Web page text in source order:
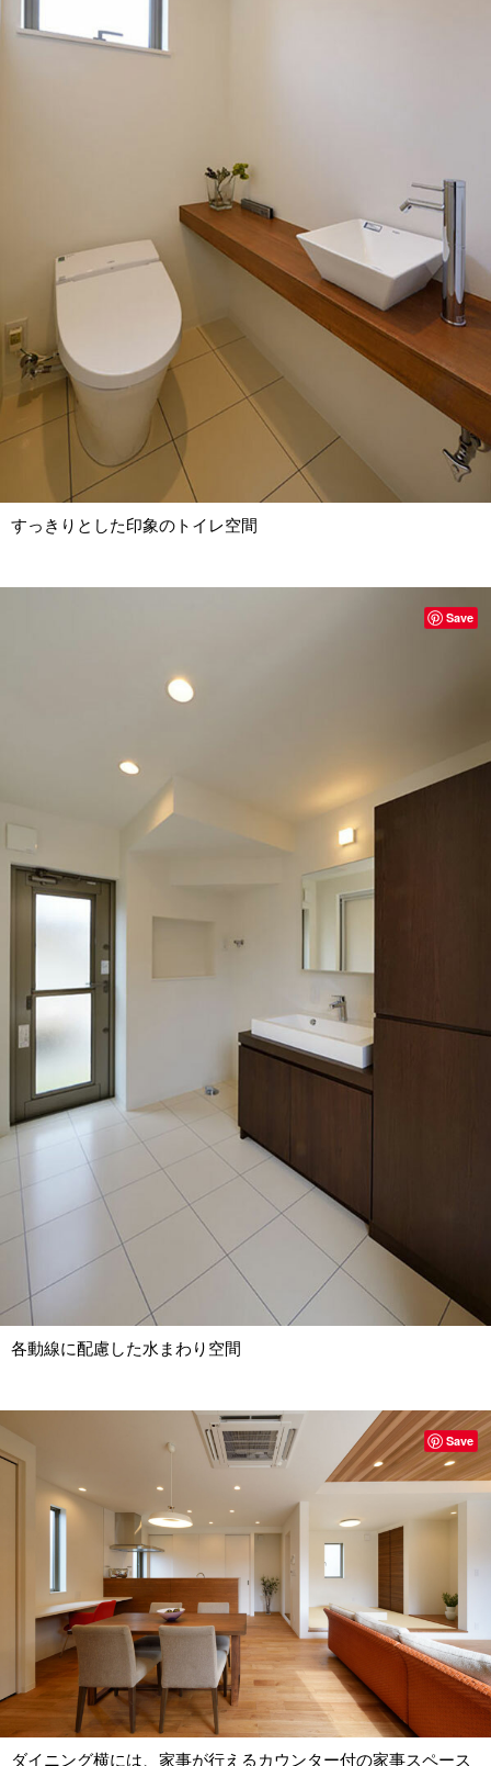
すっきりとした印象のトイレ空間
各動線に配慮した水まわり空間
Save
ダイニング横には、家事が行えるカウンター付の家事スペース
Save